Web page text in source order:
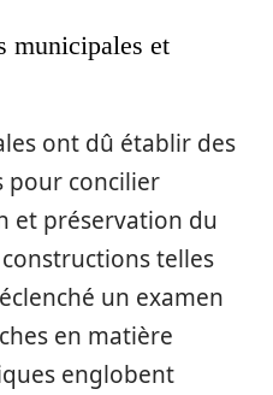
municipales et
ont dû établir des
pour concilier
et préservation du
telles
un examen
en matière
englobent